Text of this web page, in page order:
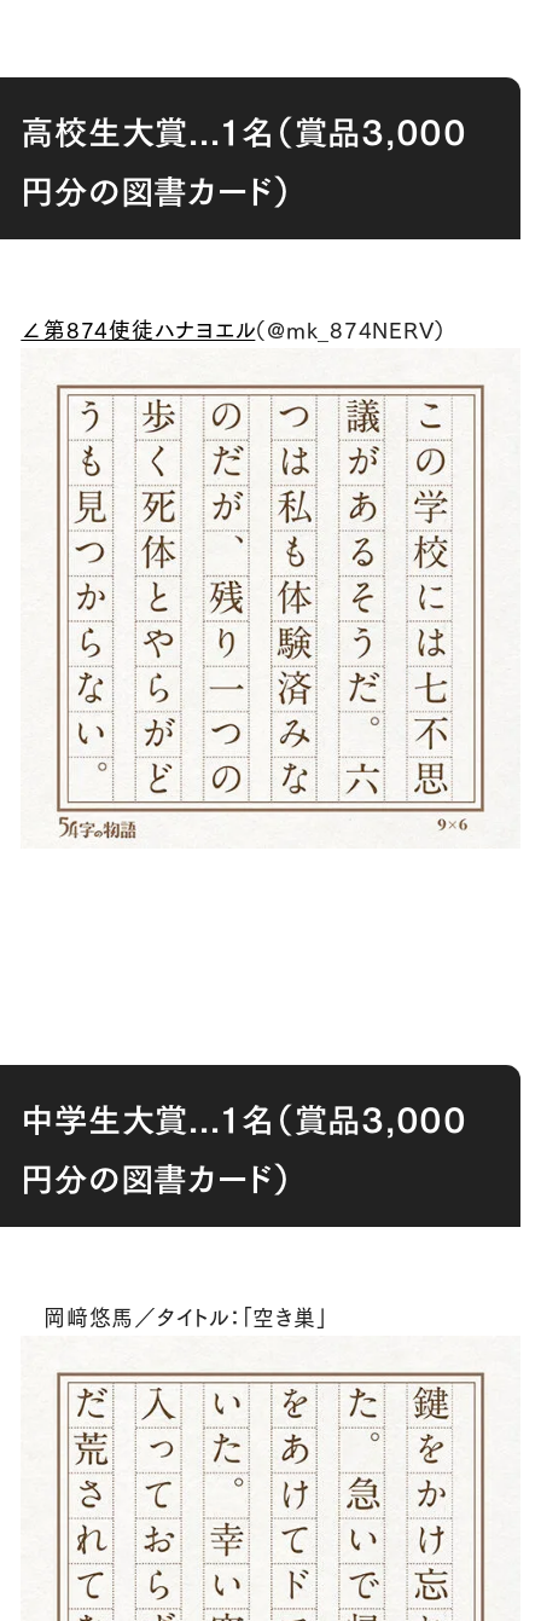
高校生大賞...１名（賞品3,000
円分の図書カード）
∠第874使徒ハナヨエル（@mk_874NERV）
中学生大賞...１名（賞品3,000
円分の図書カード）
岡﨑悠馬／タイトル：「空き巣」